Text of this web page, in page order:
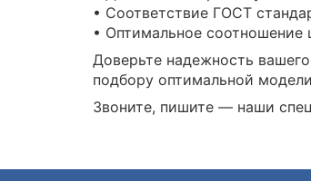
• Соответствие ГОСТ
• Оптимальное соотношение
Доверьте надежность
подбору оптимальной
Звоните, пишите — наши